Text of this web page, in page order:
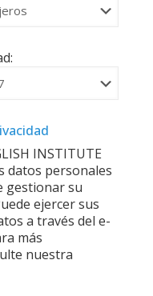
INSTITUTE
datos personales
gestionar su
ejercer sus
a través del e-
más
nuestra